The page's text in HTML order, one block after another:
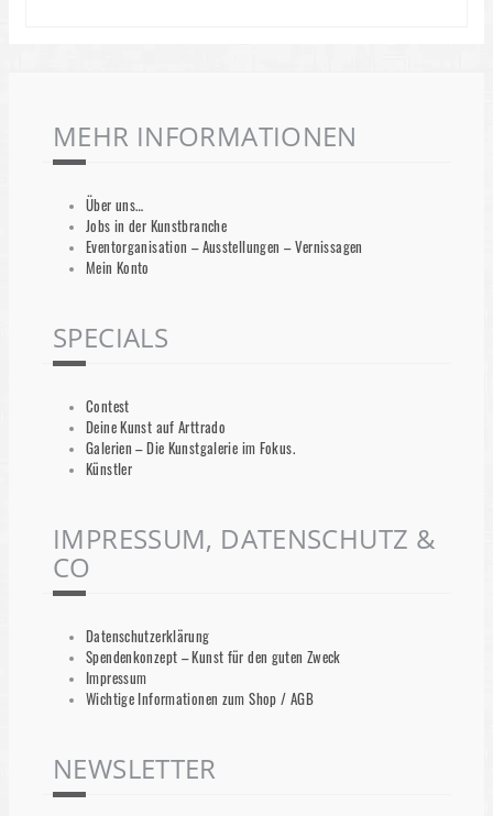
MEHR INFORMATIONEN
Über uns…
Jobs in der Kunstbranche
Eventorganisation – Ausstellungen – Vernissagen
Mein Konto
SPECIALS
Contest
Deine Kunst auf Arttrado
Galerien – Die Kunstgalerie im Fokus.
Künstler
IMPRESSUM, DATENSCHUTZ &
CO
Datenschutzerklärung
Spendenkonzept – Kunst für den guten Zweck
Impressum
Wichtige Informationen zum Shop / AGB
NEWSLETTER